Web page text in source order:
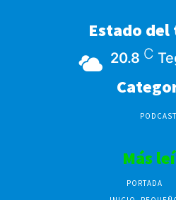
Estado
20.8 C
PODCAST
Más
PORTADA